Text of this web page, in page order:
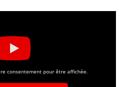
consentement pour être affichée.